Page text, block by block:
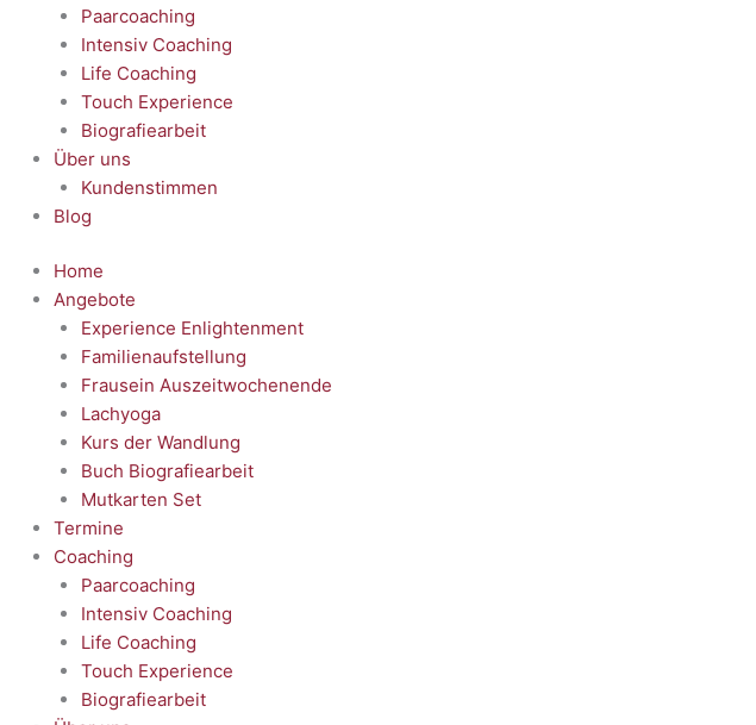
Paarcoaching
Intensiv Coaching
Life Coaching
Touch Experience
Biografiearbeit
Über uns
Kundenstimmen
Blog
Home
Angebote
Experience Enlightenment
Familienaufstellung
Frausein Auszeitwochenende
Lachyoga
Kurs der Wandlung
Buch Biografiearbeit
Mutkarten Set
Termine
Coaching
Paarcoaching
Intensiv Coaching
Life Coaching
Touch Experience
Biografiearbeit